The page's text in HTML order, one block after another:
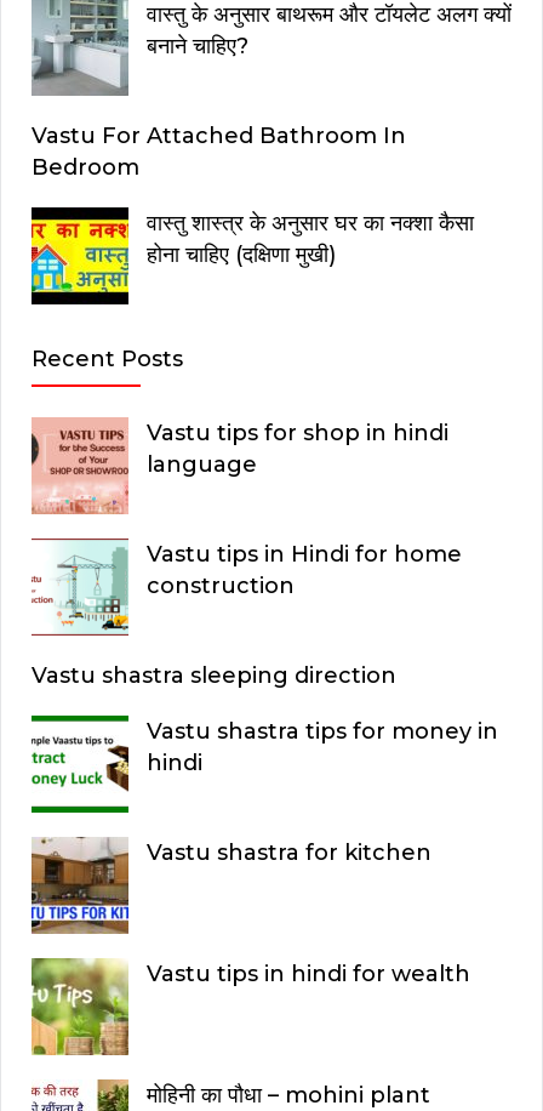
वास्तु के अनुसार बाथरूम और टॉयलेट अलग क्यों
बनाने चाहिए?
Vastu For Attached Bathroom In
Bedroom
वास्तु शास्त्र के अनुसार घर का नक्शा कैसा
होना चाहिए (दक्षिणा मुखी)
Recent Posts
Vastu tips for shop in hindi
language
Vastu tips in Hindi for home
construction
Vastu shastra sleeping direction
Vastu shastra tips for money in
hindi
Vastu shastra for kitchen
Vastu tips in hindi for wealth
मोहिनी का पौधा – mohini plant